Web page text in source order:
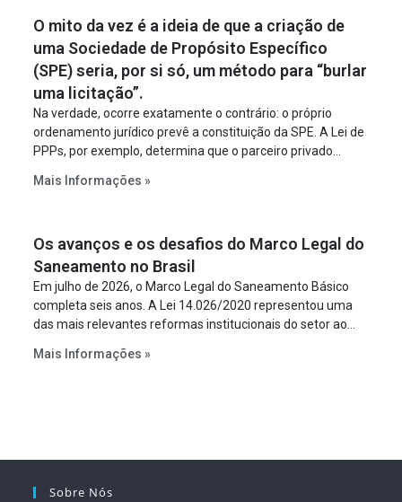
O mito da vez é a ideia de que a criação de
uma Sociedade de Propósito Específico
(SPE) seria, por si só, um método para “burlar
uma licitação”.
Na verdade, ocorre exatamente o contrário: o próprio
ordenamento jurídico prevê a constituição da SPE. A Lei de
PPPs, por exemplo, determina que o parceiro privado
empreendimento. Ou seja, a suposta “fraude à licitação” é
projeto a projeto.
Mais Informações »
Os avanços e os desafios do Marco Legal do
Saneamento no Brasil
Em julho de 2026, o Marco Legal do Saneamento Básico
completa seis anos. A Lei 14.026/2020 representou uma
das mais relevantes reformas institucionais do setor ao
serviços, ampliar a participação da iniciativa privada,
Mais Informações »
Sobre Nós